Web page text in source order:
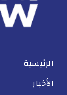
الرئيسية
الأخبار